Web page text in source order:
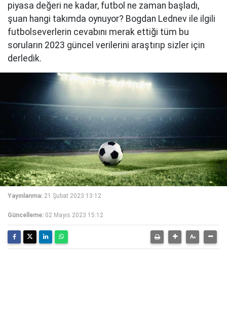
piyasa değeri ne kadar, futbol ne zaman başladı,
şuan hangi takımda oynuyor? Bogdan Lednev ile ilgili
futbolseverlerin cevabını merak ettiği tüm bu
soruların 2023 güncel verilerini araştırıp sizler için
derledik.
Yayınlanma: 21 Şubat 2023 13:12
Güncelleme: 02 Mayıs 2023 15:12